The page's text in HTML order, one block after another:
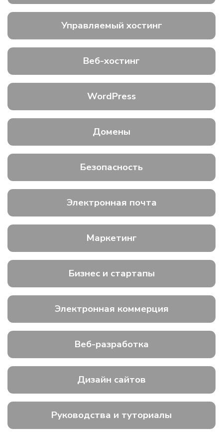
Управляемый хостинг
Веб-хостинг
WordPress
Домены
Безопасность
Электронная почта
Маркетинг
Бизнес и стартапы
Электронная коммерция
Веб-разработка
Дизайн сайтов
Руководства и туториалы